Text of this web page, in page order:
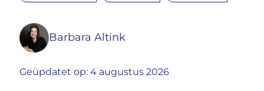
Barbara Altink
Geüpdatet op: 4 augustus 2026